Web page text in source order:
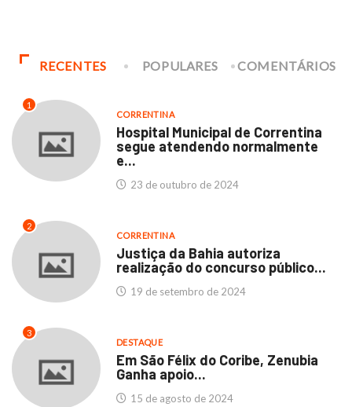
RECENTES POPULARES COMENTÁRIOS
1
CORRENTINA
Hospital Municipal de Correntina
segue atendendo normalmente
e...
23 de outubro de 2024
2
CORRENTINA
Justiça da Bahia autoriza
realização do concurso público...
19 de setembro de 2024
3
DESTAQUE
Em São Félix do Coribe, Zenubia
Ganha apoio...
15 de agosto de 2024